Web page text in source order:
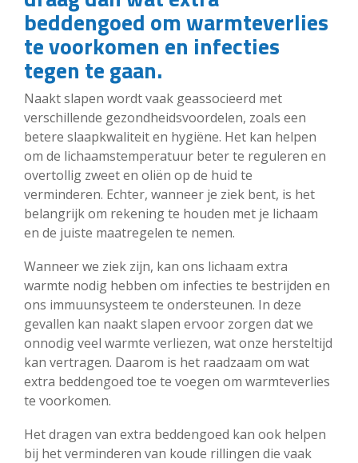
beddengoed om warmteverlies
te voorkomen en infecties
tegen te gaan.
Naakt slapen wordt vaak geassocieerd met
verschillende gezondheidsvoordelen, zoals een
betere slaapkwaliteit en hygiëne. Het kan helpen
om de lichaamstemperatuur beter te reguleren en
overtollig zweet en oliën op de huid te
verminderen. Echter, wanneer je ziek bent, is het
belangrijk om rekening te houden met je lichaam
en de juiste maatregelen te nemen.
Wanneer we ziek zijn, kan ons lichaam extra
warmte nodig hebben om infecties te bestrijden en
ons immuunsysteem te ondersteunen. In deze
gevallen kan naakt slapen ervoor zorgen dat we
onnodig veel warmte verliezen, wat onze hersteltijd
kan vertragen. Daarom is het raadzaam om wat
extra beddengoed toe te voegen om warmteverlies
te voorkomen.
Het dragen van extra beddengoed kan ook helpen
bij het verminderen van koude rillingen die vaak